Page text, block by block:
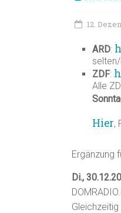
12.
ARD:
ZDF:
Alle
Hier,
Ergänzung
Di.,